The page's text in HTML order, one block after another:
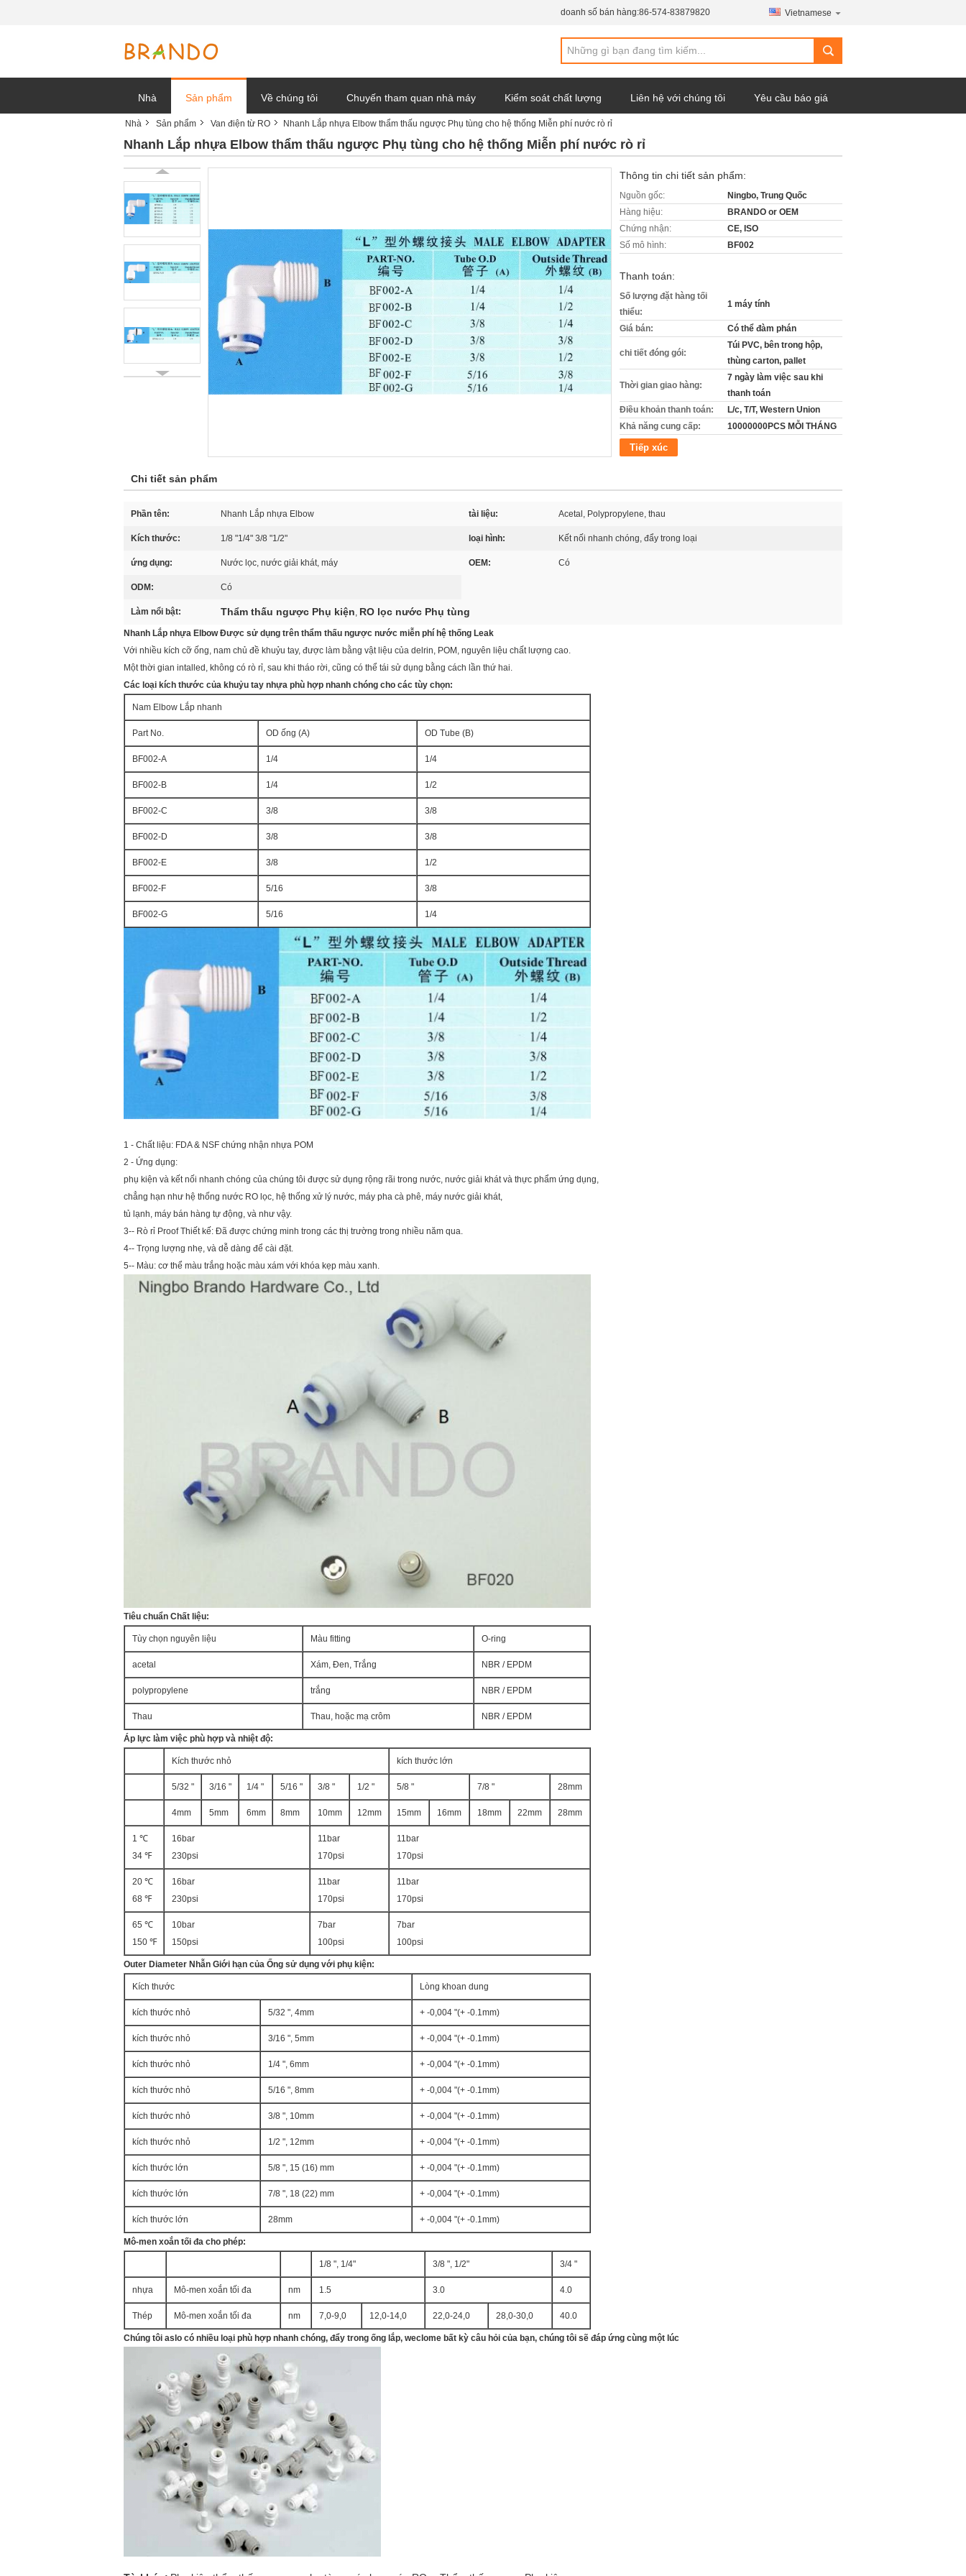
doanh số bán hàng:86-574-83879820 Vietnamese
Nhà Sản phẩm Về chúng tôi Chuyến tham quan nhà máy Kiểm soát chất lượng Liên hệ với chúng tôi Yêu cầu báo giá
tin tức công ty
Nhà Sản phẩm Van điện từ RO Nhanh Lắp nhựa Elbow thẩm thấu ngược Phụ tùng cho hệ thống Miễn phí nước rò rỉ
Nhanh Lắp nhựa Elbow thẩm thấu ngược Phụ tùng cho hệ thống Miễn phí nước rò rỉ
Thông tin chi tiết sản phẩm:
Nguồn gốc:
Ningbo, Trung Quốc
Hàng hiệu:
BRANDO or OEM
Chứng nhận:
CE, ISO
Số mô hình:
BF002
Thanh toán:
Số lượng đặt hàng tối
thiểu:
1 máy tính
Giá bán: Có thể đàm phán
chi tiết đóng gói:
Túi PVC, bên trong hộp,
thùng carton, pallet
Thời gian giao hàng:
7 ngày làm việc sau khi
thanh toán
Điều khoản thanh toán:
L/c, T/T, Western Union
Khả năng cung cấp:
10000000PCS MỖI THÁNG
Tiếp xúc
Chi tiết sản phẩm
Phần tên: Nhanh Lắp nhựa Elbow tài liệu: Acetal, Polypropylene, thau
Kích thước: 1/8 "1/4" 3/8 "1/2" loại hình: Kết nối nhanh chóng, đẩy trong loại
ứng dụng: Nước lọc, nước giải khát, máy OEM: Có
ODM: Có
Làm nổi bật: Thẩm thấu ngược Phụ kiện, RO lọc nước Phụ tùng
Nhanh Lắp nhựa Elbow Được sử dụng trên thẩm thấu ngược nước miễn phí hệ thống Leak
Với nhiều kích cỡ ống, nam chủ đề khuỷu tay, được làm bằng vật liệu của delrin, POM, nguyên liệu chất lượng cao.
Một thời gian intalled, không có rò rỉ, sau khi tháo rời, cũng có thể tái sử dụng bằng cách lần thứ hai.
Các loại kích thước của khuỷu tay nhựa phù hợp nhanh chóng cho các tùy chọn:
Nam Elbow Lắp nhanh
Part No. OD ống (A) OD Tube (B)
BF002-A 1/4 1/4
BF002-B 1/4 1/2
BF002-C 3/8 3/8
BF002-D 3/8 3/8
BF002-E 3/8 1/2
BF002-F 5/16 3/8
BF002-G 5/16 1/4
1 - Chất liệu: FDA & NSF chứng nhận nhựa POM
2 - Ứng dụng:
phụ kiện và kết nối nhanh chóng của chúng tôi được sử dụng rộng rãi trong nước, nước giải khát và thực phẩm ứng dụng,
chẳng hạn như hệ thống nước RO lọc, hệ thống xử lý nước, máy pha cà phê, máy nước giải khát,
tủ lạnh, máy bán hàng tự động, và như vậy.
3-- Rò rỉ Proof Thiết kế: Đã được chứng minh trong các thị trường trong nhiều năm qua.
4-- Trọng lượng nhẹ, và dễ dàng để cài đặt.
5-- Màu: cơ thể màu trắng hoặc màu xám với khóa kẹp màu xanh.
Tiêu chuẩn Chất liệu:
Tùy chọn nguyên liệu Màu fitting O-ring
acetal Xám, Đen, Trắng NBR / EPDM
polypropylene trắng NBR / EPDM
Thau Thau, hoặc mạ crôm NBR / EPDM
Áp lực làm việc phù hợp và nhiệt độ:
Kích thước nhỏ kích thước lớn
5/32 " 3/16 " 1/4 " 5/16 " 3/8 " 1/2 " 5/8 " 7/8 " 28mm
4mm 5mm 6mm 8mm 10mm 12mm 15mm 16mm 18mm 22mm 28mm
1 ℃
34 ℉
16bar
230psi
11bar
170psi
11bar
170psi
20 ℃
68 ℉
16bar
230psi
11bar
170psi
11bar
170psi
65 ℃
150 ℉
10bar
150psi
7bar
100psi
7bar
100psi
Outer Diameter Nhẫn Giới hạn của Ống sử dụng với phụ kiện:
Kích thước Lòng khoan dung
kích thước nhỏ 5/32 ", 4mm + -0,004 "(+ -0.1mm)
kích thước nhỏ 3/16 ", 5mm + -0,004 "(+ -0.1mm)
kích thước nhỏ 1/4 ", 6mm + -0,004 "(+ -0.1mm)
kích thước nhỏ 5/16 ", 8mm + -0,004 "(+ -0.1mm)
kích thước nhỏ 3/8 ", 10mm + -0,004 "(+ -0.1mm)
kích thước nhỏ 1/2 ", 12mm + -0,004 "(+ -0.1mm)
kích thước lớn 5/8 ", 15 (16) mm + -0,004 "(+ -0.1mm)
kích thước lớn 7/8 ", 18 (22) mm + -0,004 "(+ -0.1mm)
kích thước lớn 28mm + -0,004 "(+ -0.1mm)
Mô-men xoắn tối đa cho phép:
1/8 ", 1/4" 3/8 ", 1/2" 3/4 "
nhựa Mô-men xoắn tối đa nm 1.5 3.0 4.0
Thép Mô-men xoắn tối đa nm 7,0-9,0 12,0-14,0 22,0-24,0 28,0-30,0 40.0
Chúng tôi aslo có nhiều loại phù hợp nhanh chóng, đẩy trong ống lắp, weclome bất kỳ câu hỏi của bạn, chúng tôi sẽ đáp ứng cùng một lúc